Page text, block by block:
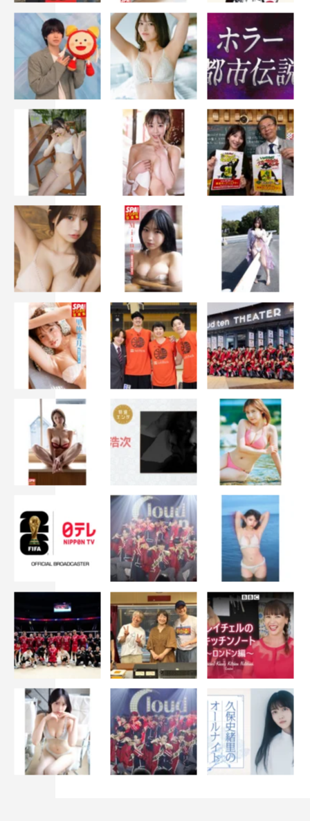
2026年7月6日（月）スタート
毎週（月）深夜1時20分～1時35分
TVerで見逃し配信あり
DMM TV
2026年7月6日（月）深夜1時20分より独占配信スタート
出演：坂井翔、君沢ユウキ
原作：鳩屋タマ「えっちなお尻じゃダメですか？」海王社
監督：八十島美也子
製作著作：「えっちなお尻じゃダメですか？」製作委員会
制作プロダクション：MinyMixCreati部
エグゼクティブプロデューサー：伊藤和宏
プロデューサー：荻島達、照井健、菅谷みにいEIKI
©「えっちなお尻じゃダメですか？」製作委員会
イベント情報
ドラマ『えっちなお尻じゃダメですか？』 第1話先行上映
イベント
日程：2026年6月21日（日）午後1時開場/1時版開演（イ
ベント時間は約80分を予定）
会場：HADO ARENA お台場 グランドステージ（東京都港
区台場1-7-1 アクアシティお台場東5F）
イベント内容：第1話上映、トークショー、質問コーナ
ー、お客様をお見送り
チケット価格：5,500円（税込）※全席指定席、別途ドリ
ンク代600円（税込）
チケット販売期間：2026年5月30日（土）10時～6月20日
（土）午後11時59分（先着販売）
チケット販売URL：https://t-dv.com/eT1C0t94rSlI4mimit36
2026年夏ドラマ 夏ドラマ